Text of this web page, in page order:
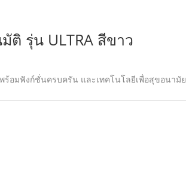
รุ่น ULTRA สีขาว
อมฟังก์ชั่นครบครัน และเทคโนโลยีเพื่อสุขอนามัย